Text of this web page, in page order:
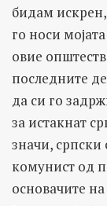
бидам
го носи
овие
последните
да си го
за истакнат
значи,
комунист од
основачите